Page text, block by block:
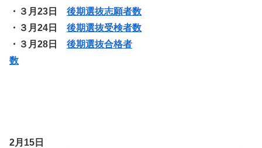
・３月23日 後期選抜志願者数
・３月24日 後期選抜受検者数
・３月28日 後期選抜合格者
数
2月15日